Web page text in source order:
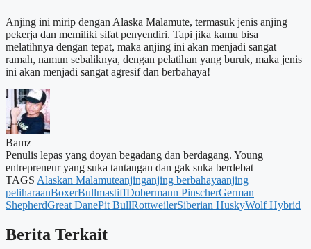
Anjing ini mirip dengan Alaska Malamute, termasuk jenis anjing
pekerja dan memiliki sifat penyendiri. Tapi jika kamu bisa
melatihnya dengan tepat, maka anjing ini akan menjadi sangat
ramah, namun sebaliknya, dengan pelatihan yang buruk, maka jenis
ini akan menjadi sangat agresif dan berbahaya!
Bamz
Penulis lepas yang doyan begadang dan berdagang. Young
entrepreneur yang suka tantangan dan gak suka berdebat
TAGS Alaskan Malamuteanjinganjing berbahayaanjing
peliharaanBoxerBullmastiffDobermann PinscherGerman
ShepherdGreat DanePit BullRottweilerSiberian HuskyWolf Hybrid
Berita Terkait